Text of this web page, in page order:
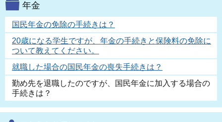
年金
国民年金の免除の手続きは？
20歳になる学生ですが、年金の手続きと保険料の免除に
ついて教えてください。
就職した場合の国民年金の喪失手続きは？
勤め先を退職したのですが、国民年金に加入する場合の
手続きは？